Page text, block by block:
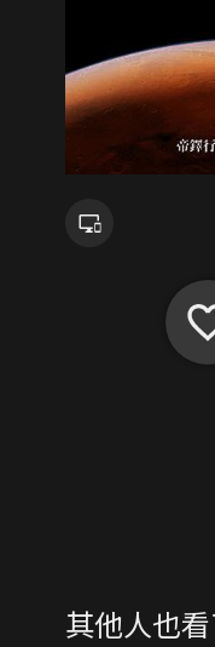
其他人也